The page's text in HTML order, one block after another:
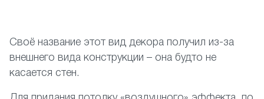
Своё название этот вид декора получил из-за
внешнего вида конструкции – она будто не
касается стен.